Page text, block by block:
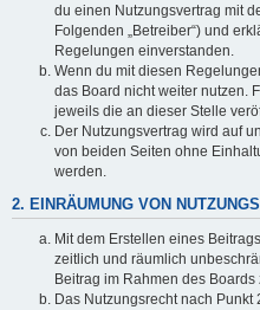
du einen Nutzungsvertrag mit
Folgenden „Betreiber“) und
Regelungen einverstanden.
Wenn du mit diesen
das Board nicht weiter nutzen.
jeweils die an dieser Stelle
Der Nutzungsvertrag wird auf
von beiden Seiten ohne
werden.
2. EINRÄUMUNG VON
Mit dem Erstellen eines
zeitlich und räumlich
Beitrag im Rahmen des Boards
Das Nutzungsrecht nach